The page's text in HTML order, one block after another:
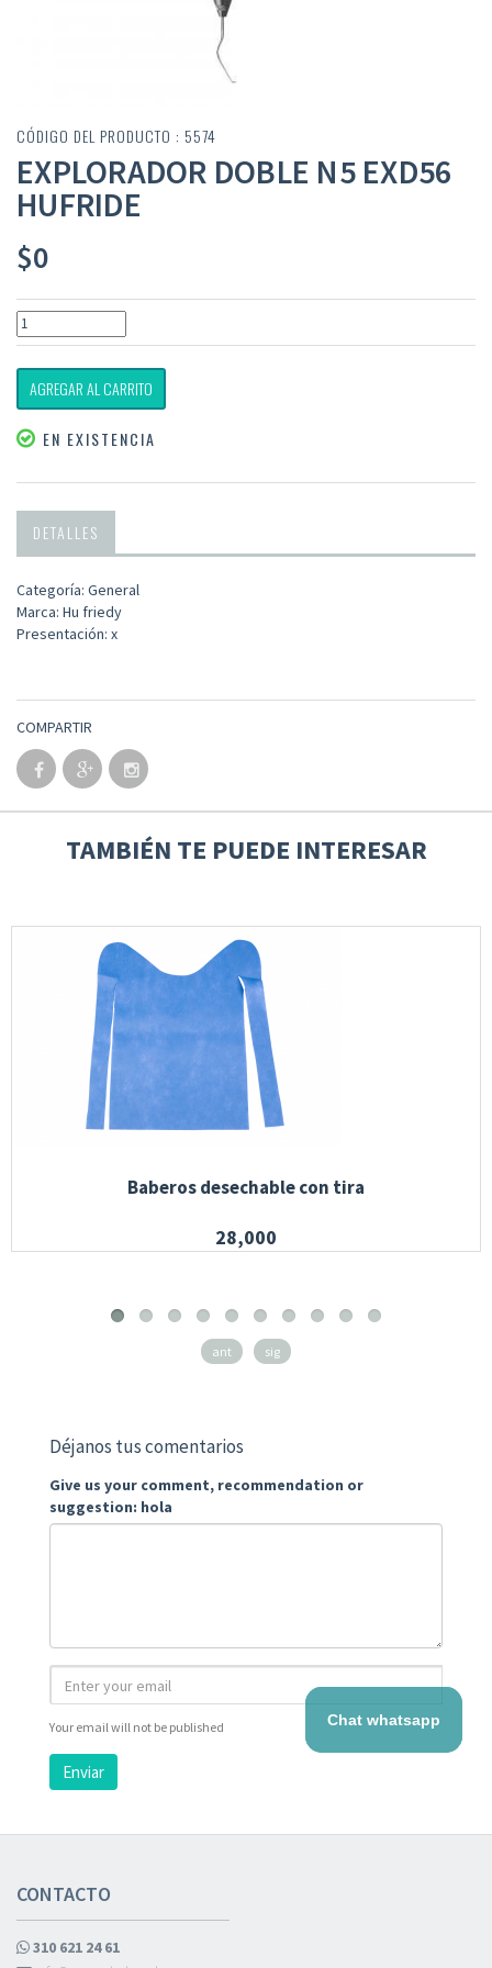
CÓDIGO DEL PRODUCTO : 5574
EXPLORADOR DOBLE N5 EXD56
HUFRIDE
$0
AGREGAR AL CARRITO
EN EXISTENCIA
DETALLES
Categoría: General
Marca: Hu friedy
Presentación: x
COMPARTIR
TAMBIÉN TE PUEDE INTERESAR
Baberos desechable con tira
28,000
ant sig
Déjanos tus comentarios
Give us your comment, recommendation or
suggestion: hola
Your email will not be published
Enviar
CONTACTO
310 621 24 61
Chat whatsapp